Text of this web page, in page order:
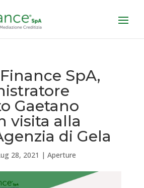
SpA,
Gaetano
visita alla
di Gela
28, 2021 | Aperture